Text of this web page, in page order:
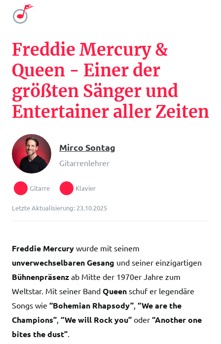
Freddie Mercury &
Queen - Einer der
größten Sänger und
Entertainer aller Zeiten
Mirco Sontag
Gitarrenlehrer
Gitarre Klavier
Letzte Aktualisierung: 23.10.2025
Freddie Mercury wurde mit seinem
unverwechselbaren Gesang und seiner einzigartigen
Bühnenpräsenz ab Mitte der 1970er Jahre zum
Weltstar. Mit seiner Band Queen schuf er legendäre
Songs wie “Bohemian Rhapsody”, “We are the
Champions”, “We will Rock you” oder “Another one
bites the dust”.